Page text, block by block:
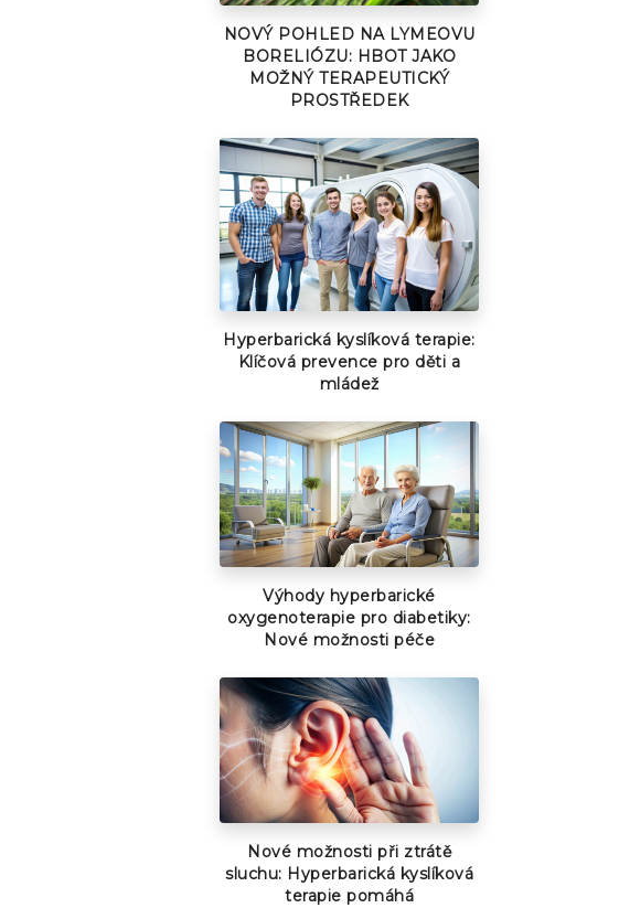
NOVÝ POHLED NA LYMEOVU
BORELIÓZU: HBOT JAKO
MOŽNÝ TERAPEUTICKÝ
PROSTŘEDEK
Hyperbarická kyslíková terapie:
Klíčová prevence pro děti a
mládež
Výhody hyperbarické
oxygenoterapie pro diabetiky:
Nové možnosti péče
Nové možnosti při ztrátě
sluchu: Hyperbarická kyslíková
terapie pomáhá